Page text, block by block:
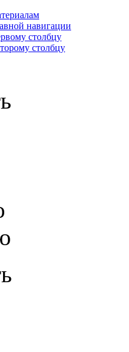
навигации
столбцу
столбцу